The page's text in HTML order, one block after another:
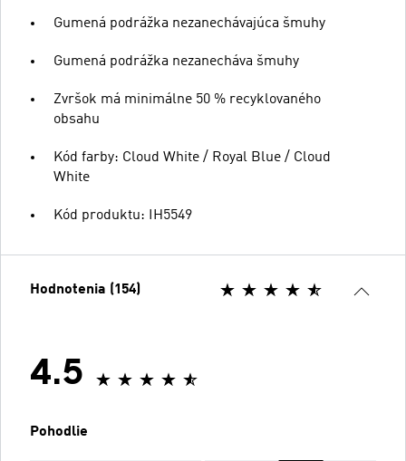
Gumená podrážka nezanechávajúca šmuhy
Gumená podrážka nezanecháva šmuhy
Zvršok má minimálne 50 % recyklovaného
obsahu
Kód farby: Cloud White / Royal Blue / Cloud
White
Kód produktu: IH5549
Hodnotenia (154)
4.5
Pohodlie